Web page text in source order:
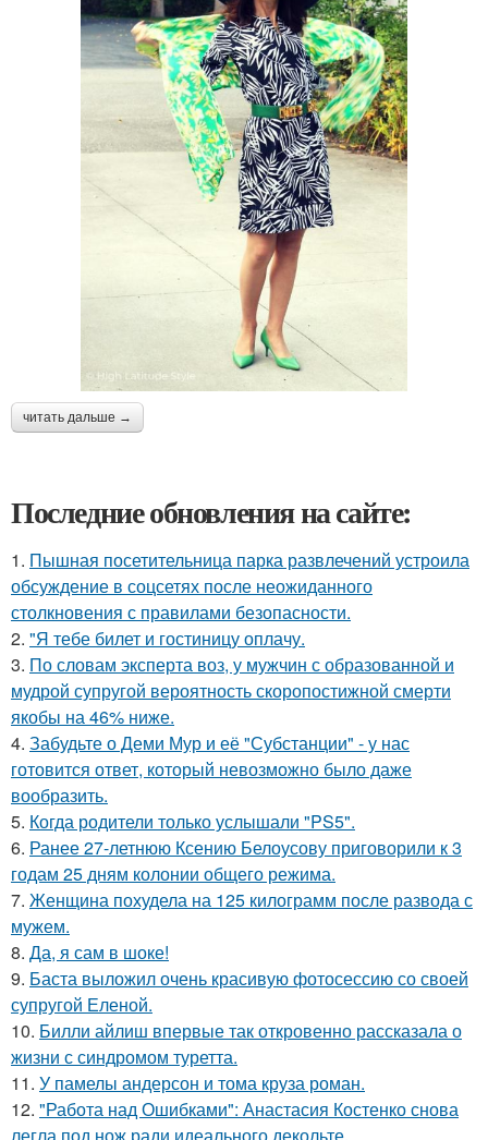
читать дальше →
Последние обновления на сайте:
1. Пышная посетительница парка развлечений устроила
обсуждение в соцсетях после неожиданного
столкновения с правилами безопасности.
2. "Я тебе билет и гостиницу оплачу.
3. По словам эксперта воз, у мужчин с образованной и
мудрой супругой вероятность скоропостижной смерти
якобы на 46% ниже.
4. Забудьте о Деми Мур и её "Субстанции" - у нас
готовится ответ, который невозможно было даже
вообразить.
5. Когда родители только услышали "PS5".
6. Ранее 27-летнюю Ксению Белоусову приговорили к 3
годам 25 дням колонии общего режима.
7. Женщина похудела на 125 килограмм после развода с
мужем.
8. Да, я сам в шоке!
9. Баста выложил очень красивую фотосессию со своей
супругой Еленой.
10. Билли айлиш впервые так откровенно рассказала о
жизни с синдромом туретта.
11. У памелы андерсон и тома круза роман.
12. "Работа над Ошибками": Анастасия Костенко снова